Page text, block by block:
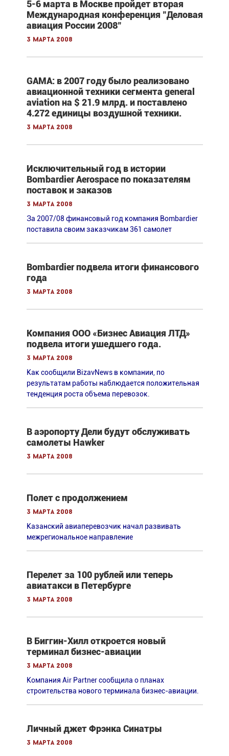
5-6 марта в Москве пройдет вторая
Международная конференция "Деловая
авиация России 2008"
3 марта 2008
GAMA: в 2007 году было реализовано
авиационной техники сегмента general
aviation на $ 21.9 млрд. и поставлено
4.272 единицы воздушной техники.
3 марта 2008
Исключительный год в истории
Bombardier Aerospace по показателям
поставок и заказов
3 марта 2008
За 2007/08 финансовый год компания Bombardier
поставила своим заказчикам 361 самолет
Bombardier подвела итоги финансового
года
3 марта 2008
Компания ООО «Бизнес Авиация ЛТД»
подвела итоги ушедшего года.
3 марта 2008
Как сообщили BizavNews в компании, по
результатам работы наблюдается положительная
тенденция роста объема перевозок.
В аэропорту Дели будут обслуживать
самолеты Hawker
3 марта 2008
Полет с продолжением
3 марта 2008
Казанский авиаперевозчик начал развивать
межрегиональное направление
Перелет за 100 рублей или теперь
авиатакси в Петербурге
3 марта 2008
В Биггин-Хилл откроется новый
терминал бизнес-авиации
3 марта 2008
Компания Air Partner сообщила о планах
строительства нового терминала бизнес-авиации.
Личный джет Фрэнка Синатры
3 марта 2008